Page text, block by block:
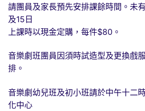
請團員及家長預先安排課餘時間。未
及15日
上課時以現金定購，每件$80。
音樂劇班團員因須時試造型及更換戲
排。
音樂劇幼兒班及初小班請於中午十二
化中心